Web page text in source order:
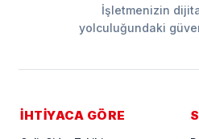
İşletmenizin
yolculuğundaki
İHTİYACA GÖRE